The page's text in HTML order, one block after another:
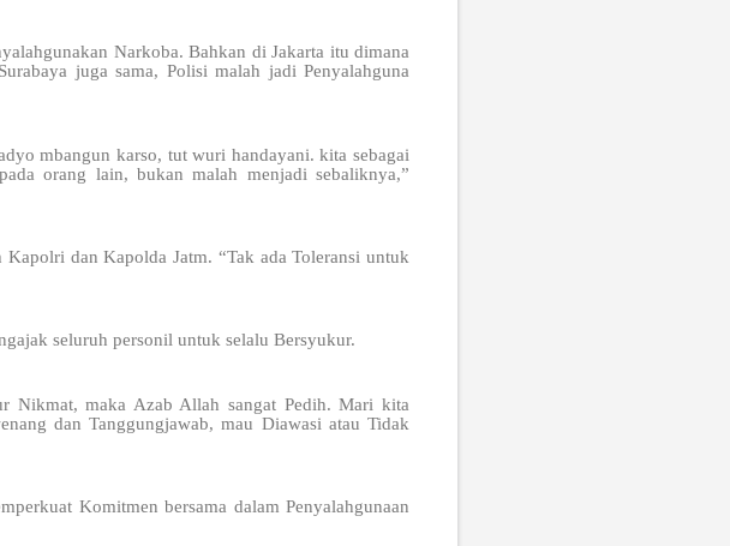
Narkoba. Bahkan di Jakarta itu dimana
juga sama, Polisi malah jadi Penyalahguna
mbangun karso, tut wuri handayani. kita sebagai
orang lain, bukan malah menjadi sebaliknya,”
dan Kapolda Jatm. “Tak ada Toleransi untuk
seluruh personil untuk selalu Bersyukur.
maka Azab Allah sangat Pedih. Mari kita
dan Tanggungjawab, mau Diawasi atau Tidak
Komitmen bersama dalam Penyalahgunaan